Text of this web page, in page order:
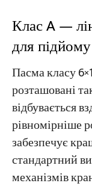
Клас A —
для
Пасма класу
розташовані
відбувається
рівномірніше
забезпечує
стандартний
механізмів